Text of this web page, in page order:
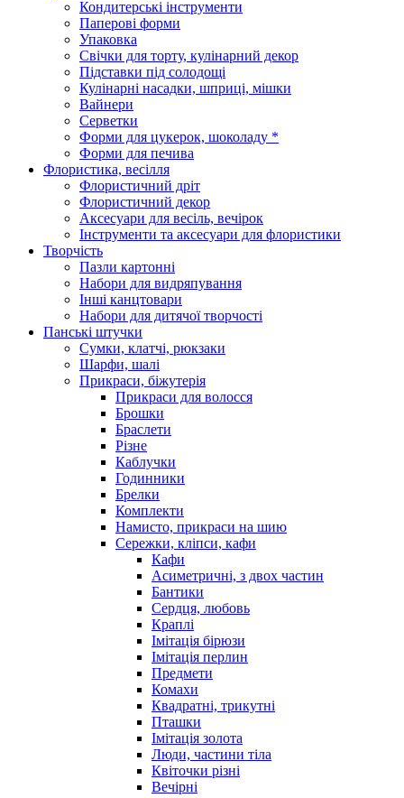
Кондитерські інструменти
Паперові форми
Упаковка
Свічки для торту, кулінарний декор
Підставки під солодощі
Кулінарні насадки, шприці, мішки
Вайнери
Серветки
Форми для цукерок, шоколаду *
Форми для печива
Флористика, весілля
Флористичний дріт
Флористичний декор
Аксесуари для весіль, вечірок
Інструменти та аксесуари для флористики
Творчість
Пазли картонні
Набори для видряпування
Інші канцтовари
Набори для дитячої творчості
Панські штучки
Сумки, клатчі, рюкзаки
Шарфи, шалі
Прикраси, біжутерія
Прикраси для волосся
Брошки
Браслети
Різне
Каблучки
Годинники
Брелки
Комплекти
Намисто, прикраси на шию
Сережки, кліпси, кафи
Кафи
Асиметричні, з двох частин
Бантики
Сердця, любовь
Краплі
Імітація бірюзи
Імітація перлин
Предмети
Комахи
Квадратні, трикутні
Пташки
Імітація золота
Люди, частини тіла
Квіточки різні
Вечірні